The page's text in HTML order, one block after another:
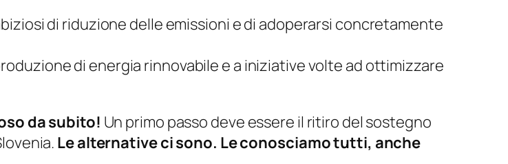
di riduzione delle emissioni e di adoperarsi concretamente
di energia rinnovabile e a iniziative volte ad ottimizzare
da subito! Un primo passo deve essere il ritiro del sostegno
Le alternative ci sono. Le conosciamo tutti, anche